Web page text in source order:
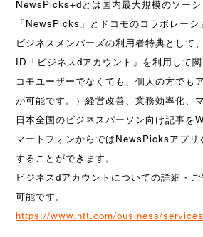
NewsPicks+dとは国内最大規模のソーシ
「NewsPicks」とドコモのコラボレーシ
ビジネスメンバーズの利用者特典として
ID「ビジネスdアカウント」を利用して
コモユーザーでなくても、個人の方でも
が可能です。）経営改善、業務効率化、
日本全国のビジネスパーソン向け記事を
マートフォンからではNewsPicksアプリ
することができます。
ビジネスdアカウントについての詳細・
可能です。
https://www.ntt.com/business/